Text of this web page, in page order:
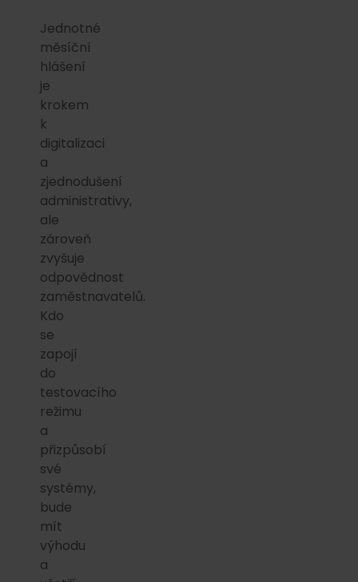
Jednotné
měsíční
hlášení
je
krokem
k
digitalizaci
a
zjednodušení
administrativy,
ale
zároveň
zvyšuje
odpovědnost
zaměstnavatelů.
Kdo
se
zapojí
do
testovacího
režimu
a
přizpůsobí
své
systémy,
bude
mít
výhodu
a